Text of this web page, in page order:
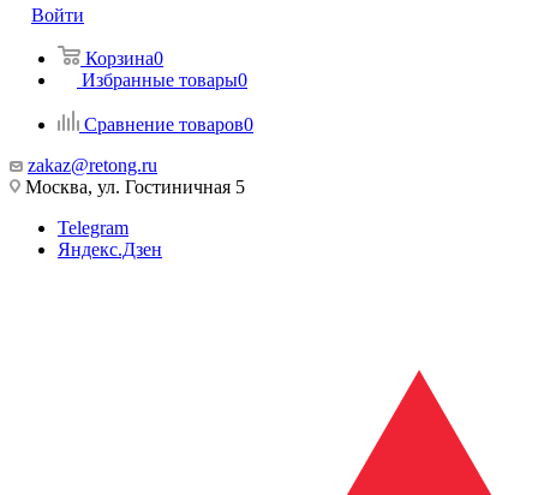
Войти
Корзина0
Избранные товары0
Сравнение товаров0
zakaz@retong.ru
Москва, ул. Гостиничная 5
Telegram
Яндекс.Дзен